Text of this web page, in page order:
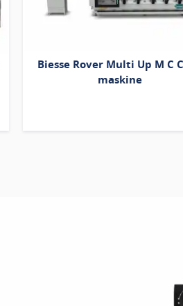
Biesse Rover Multi Up M C
maskine